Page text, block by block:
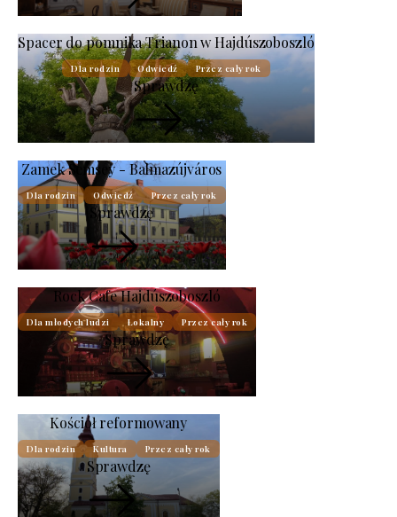
Spacer do pomnika Trianon w Hajdúszoboszló
Dla rodzin Odwiedź Przez cały rok
Sprawdzę
Zamek Semsey - Balmazújváros
Dla rodzin Odwiedź Przez cały rok
Sprawdzę
Rock Cafe Hajdúszoboszló
Dla młodych ludzi Lokalny Przez cały rok
Sprawdzę
Kościół reformowany
Dla rodzin Kultura Przez cały rok
Sprawdzę